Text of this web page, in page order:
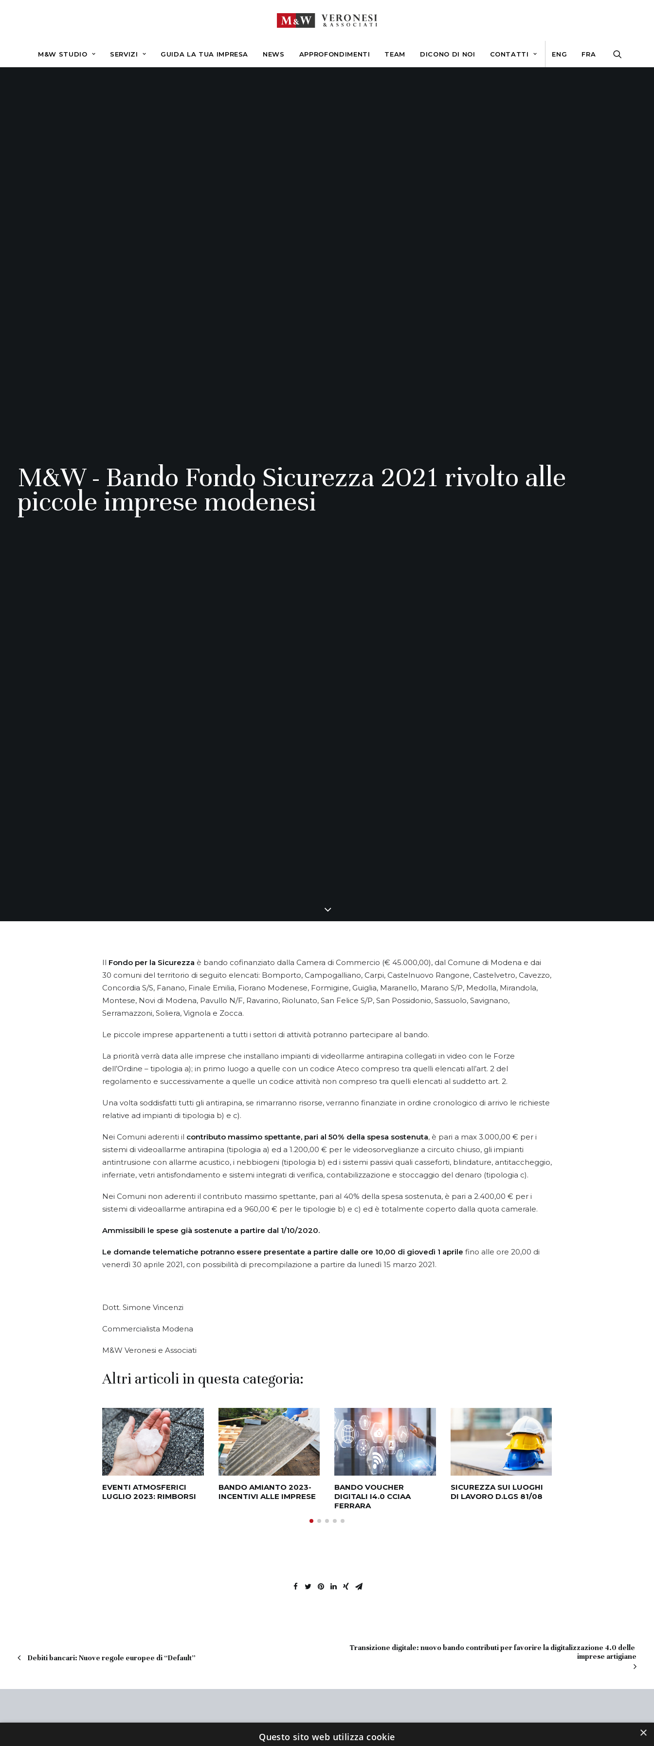
M&W STUDIO SERVIZI GUIDA LA TUA IMPRESA NEWS APPROFONDIMENTI TEAM DICONO DI NOI CONTATTI ENG FRA
M&W - Bando Fondo Sicurezza 2021 rivolto alle
piccole imprese modenesi
Il Fondo per la Sicurezza è bando cofinanziato dalla Camera di Commercio (€ 45.000,00), dal Comune di Modena e dai
30 comuni del territorio di seguito elencati: Bomporto, Campogalliano, Carpi, Castelnuovo Rangone, Castelvetro, Cavezzo,
Concordia S/S, Fanano, Finale Emilia, Fiorano Modenese, Formigine, Guiglia, Maranello, Marano S/P, Medolla, Mirandola,
Montese, Novi di Modena, Pavullo N/F, Ravarino, Riolunato, San Felice S/P, San Possidonio, Sassuolo, Savignano,
Serramazzoni, Soliera, Vignola e Zocca.
Le piccole imprese appartenenti a tutti i settori di attività potranno partecipare al bando.
La priorità verrà data alle imprese che installano impianti di videollarme antirapina collegati in video con le Forze
dell’Ordine – tipologia a); in primo luogo a quelle con un codice Ateco compreso tra quelli elencati all’art. 2 del
regolamento e successivamente a quelle un codice attività non compreso tra quelli elencati al suddetto art. 2.
Una volta soddisfatti tutti gli antirapina, se rimarranno risorse, verranno finanziate in ordine cronologico di arrivo le richieste
relative ad impianti di tipologia b) e c).
Nei Comuni aderenti il contributo massimo spettante, pari al 50% della spesa sostenuta, è pari a max 3.000,00 € per i
sistemi di videoallarme antirapina (tipologia a) ed a 1.200,00 € per le videosorveglianze a circuito chiuso, gli impianti
antintrusione con allarme acustico, i nebbiogeni (tipologia b) ed i sistemi passivi quali casseforti, blindature, antitaccheggio,
inferriate, vetri antisfondamento e sistemi integrati di verifica, contabilizzazione e stoccaggio del denaro (tipologia c).
Nei Comuni non aderenti il contributo massimo spettante, pari al 40% della spesa sostenuta, è pari a 2.400,00 € per i
sistemi di videoallarme antirapina ed a 960,00 € per le tipologie b) e c) ed è totalmente coperto dalla quota camerale.
Ammissibili le spese già sostenute a partire dal 1/10/2020.
Le domande telematiche potranno essere presentate a partire dalle ore 10,00 di giovedì 1 aprile fino alle ore 20,00 di
venerdì 30 aprile 2021, con possibilità di precompilazione a partire da lunedì 15 marzo 2021.
Dott. Simone Vincenzi
Commercialista Modena
M&W Veronesi e Associati
Altri articoli in questa categoria:
EVENTI ATMOSFERICI
LUGLIO 2023: RIMBORSI
BANDO AMIANTO 2023-
INCENTIVI ALLE IMPRESE
BANDO VOUCHER
DIGITALI I4.0 CCIAA
FERRARA
SICUREZZA SUI LUOGHI
DI LAVORO D.LGS 81/08
Debiti bancari: Nuove regole europee di “Default”
Transizione digitale: nuovo bando contributi per favorire la digitalizzazione 4.0 delle
imprese artigiane
Ti è piaciuto l'articolo e vuoi saperne di più?
×
Questo sito web utilizza cookie